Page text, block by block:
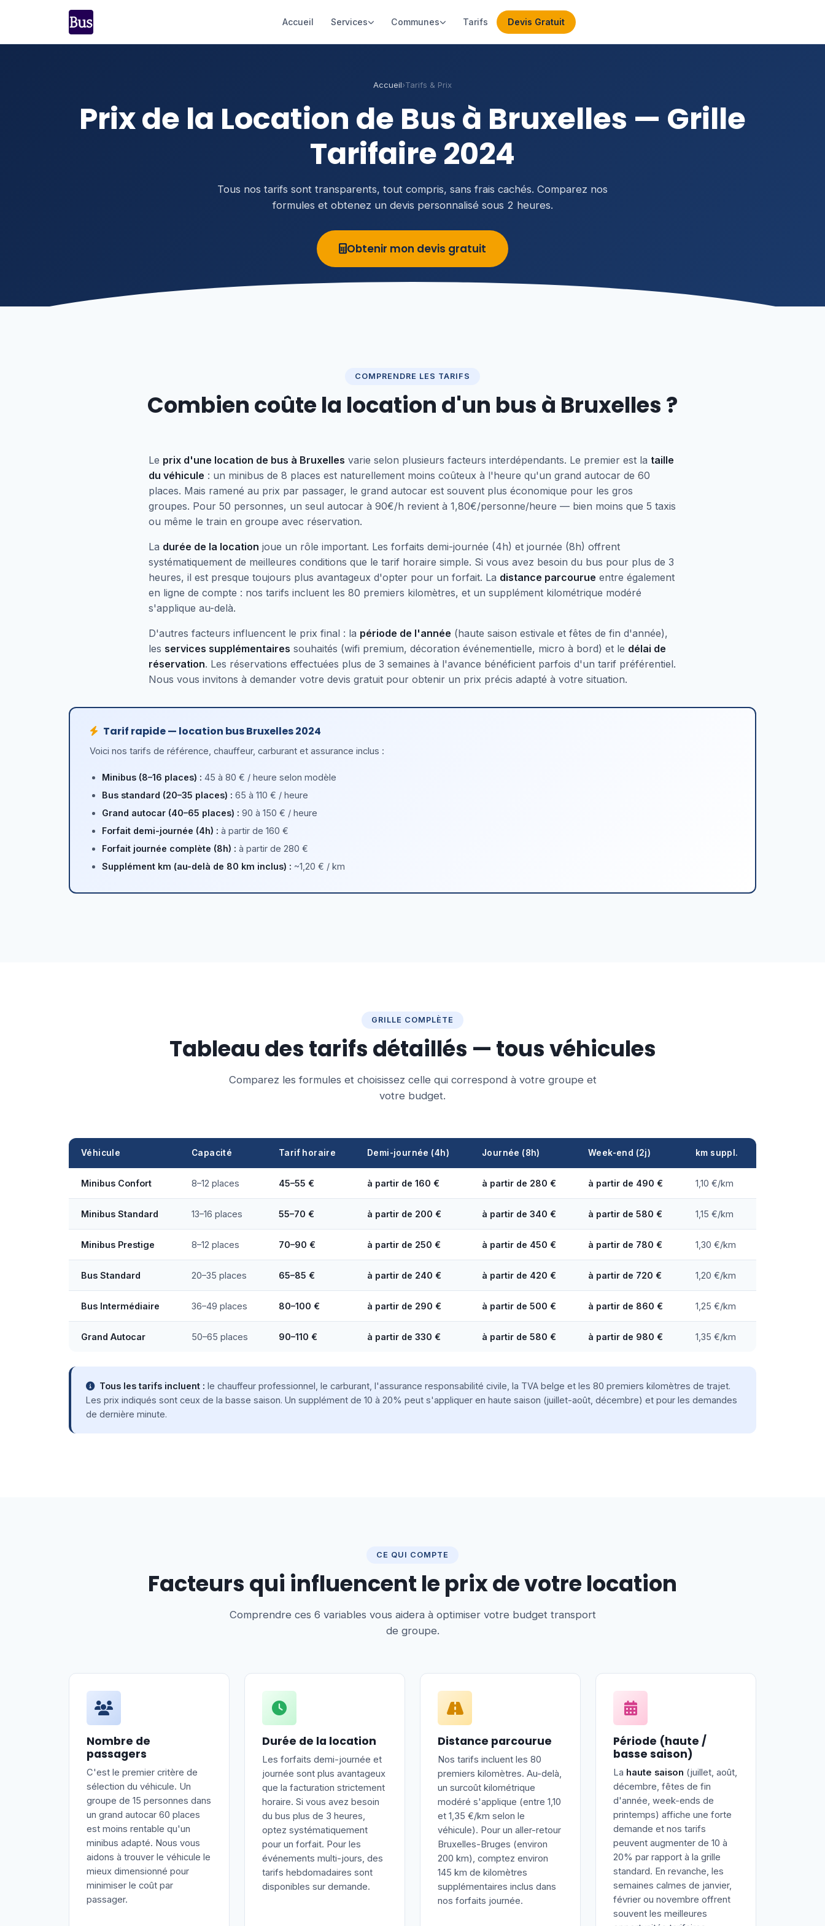
Accueil Services Communes Tarifs Devis Gratuit
Accueil›Tarifs & Prix
Prix de la Location de Bus à Bruxelles — Grille
Tarifaire 2024
Tous nos tarifs sont transparents, tout compris, sans frais cachés. Comparez nos
formules et obtenez un devis personnalisé sous 2 heures.
Obtenir mon devis gratuit
COMPRENDRE LES TARIFS
Combien coûte la location d'un bus à Bruxelles ?
Le prix d'une location de bus à Bruxelles varie selon plusieurs facteurs interdépendants. Le premier est la taille
du véhicule : un minibus de 8 places est naturellement moins coûteux à l'heure qu'un grand autocar de 60
places. Mais ramené au prix par passager, le grand autocar est souvent plus économique pour les gros
groupes. Pour 50 personnes, un seul autocar à 90€/h revient à 1,80€/personne/heure — bien moins que 5 taxis
ou même le train en groupe avec réservation.
La durée de la location joue un rôle important. Les forfaits demi-journée (4h) et journée (8h) offrent
systématiquement de meilleures conditions que le tarif horaire simple. Si vous avez besoin du bus pour plus de 3
heures, il est presque toujours plus avantageux d'opter pour un forfait. La distance parcourue entre également
en ligne de compte : nos tarifs incluent les 80 premiers kilomètres, et un supplément kilométrique modéré
s'applique au-delà.
D'autres facteurs influencent le prix final : la période de l'année (haute saison estivale et fêtes de fin d'année),
les services supplémentaires souhaités (wifi premium, décoration événementielle, micro à bord) et le délai de
réservation. Les réservations effectuées plus de 3 semaines à l'avance bénéficient parfois d'un tarif préférentiel.
Nous vous invitons à demander votre devis gratuit pour obtenir un prix précis adapté à votre situation.
Tarif rapide — location bus Bruxelles 2024
Voici nos tarifs de référence, chauffeur, carburant et assurance inclus :
Minibus (8–16 places) : 45 à 80 € / heure selon modèle
Bus standard (20–35 places) : 65 à 110 € / heure
Grand autocar (40–65 places) : 90 à 150 € / heure
Forfait demi-journée (4h) : à partir de 160 €
Forfait journée complète (8h) : à partir de 280 €
Supplément km (au-delà de 80 km inclus) : ~1,20 € / km
GRILLE COMPLÈTE
Tableau des tarifs détaillés — tous véhicules
Comparez les formules et choisissez celle qui correspond à votre groupe et
votre budget.
Véhicule Capacité Tarif horaire Demi-journée (4h) Journée (8h) Week-end (2j) km suppl.
Minibus Confort 8–12 places 45–55 € à partir de 160 € à partir de 280 € à partir de 490 € 1,10 €/km
Minibus Standard 13–16 places 55–70 € à partir de 200 € à partir de 340 € à partir de 580 € 1,15 €/km
Minibus Prestige 8–12 places 70–90 € à partir de 250 € à partir de 450 € à partir de 780 € 1,30 €/km
Bus Standard 20–35 places 65–85 € à partir de 240 € à partir de 420 € à partir de 720 € 1,20 €/km
Bus Intermédiaire 36–49 places 80–100 € à partir de 290 € à partir de 500 € à partir de 860 € 1,25 €/km
Grand Autocar 50–65 places 90–110 € à partir de 330 € à partir de 580 € à partir de 980 € 1,35 €/km
Tous les tarifs incluent : le chauffeur professionnel, le carburant, l'assurance responsabilité civile, la TVA belge et les 80 premiers kilomètres de trajet.
Les prix indiqués sont ceux de la basse saison. Un supplément de 10 à 20% peut s'appliquer en haute saison (juillet-août, décembre) et pour les demandes
de dernière minute.
CE QUI COMPTE
Facteurs qui influencent le prix de votre location
Comprendre ces 6 variables vous aidera à optimiser votre budget transport
de groupe.
Nombre de
passagers
C'est le premier critère de
sélection du véhicule. Un
groupe de 15 personnes dans
un grand autocar 60 places
est moins rentable qu'un
minibus adapté. Nous vous
aidons à trouver le véhicule le
mieux dimensionné pour
minimiser le coût par
passager.
Durée de la location
Les forfaits demi-journée et
journée sont plus avantageux
que la facturation strictement
horaire. Si vous avez besoin
du bus plus de 3 heures,
optez systématiquement
pour un forfait. Pour les
événements multi-jours, des
tarifs hebdomadaires sont
disponibles sur demande.
Distance parcourue
Nos tarifs incluent les 80
premiers kilomètres. Au-delà,
un surcoût kilométrique
modéré s'applique (entre 1,10
et 1,35 €/km selon le
véhicule). Pour un aller-retour
Bruxelles-Bruges (environ
200 km), comptez environ
145 km de kilomètres
supplémentaires inclus dans
nos forfaits journée.
Période (haute /
basse saison)
La haute saison (juillet, août,
décembre, fêtes de fin
d'année, week-ends de
printemps) affiche une forte
demande et nos tarifs
peuvent augmenter de 10 à
20% par rapport à la grille
standard. En revanche, les
semaines calmes de janvier,
février ou novembre offrent
souvent les meilleures